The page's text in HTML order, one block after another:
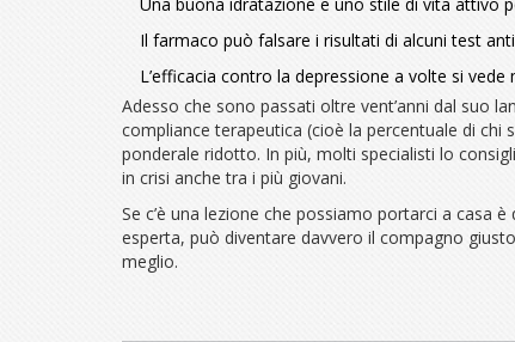
Il farmaco può falsare i risultati di alcuni test
L’efficacia contro la depressione a volte si
Adesso che sono passati oltre vent’anni dal suo
compliance terapeutica (cioè la percentuale di
ponderale ridotto. In più, molti specialisti lo
in crisi anche tra i più giovani.
Se c’è una lezione che possiamo portarci a casa
esperta, può diventare davvero il compagno
meglio.